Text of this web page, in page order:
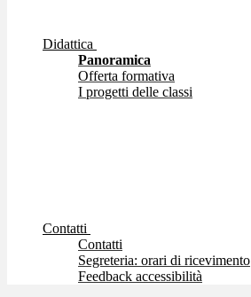
Didattica
Panoramica
Offerta formativa
I progetti delle classi
Contatti
Contatti
Segreteria: orari di ricevimento
Feedback accessibilità